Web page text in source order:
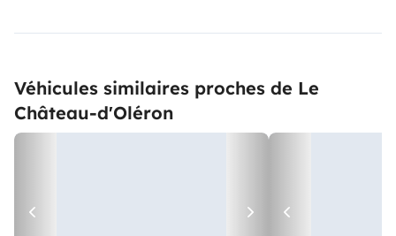
Véhicules similaires proches de Le
Château-d'Oléron